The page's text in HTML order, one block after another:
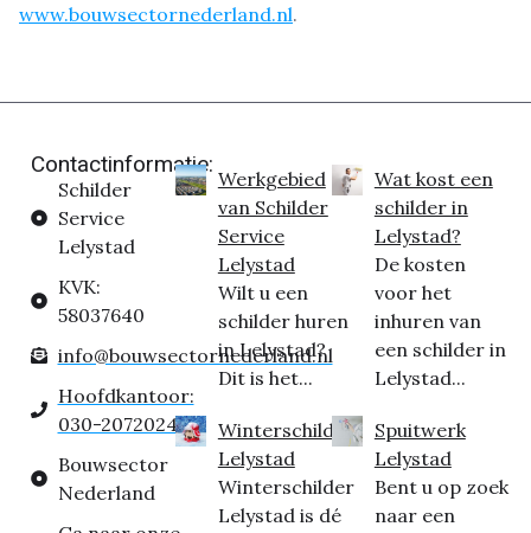
www.bouwsectornederland.nl.
Contactinformatie:
Schilder
Service
Lelystad
KVK:
58037640
info@bouwsectornederland.nl
Hoofdkantoor:
030-2072024
Bouwsector
Nederland
Werkgebied
van Schilder
Service
Lelystad
Wilt u een
schilder huren
in Lelystad?
Dit is het...
Winterschilder
Lelystad
Winterschilder
Lelystad is dé
Wat kost een
schilder in
Lelystad?
De kosten
voor het
inhuren van
een schilder in
Lelystad...
Spuitwerk
Lelystad
Bent u op zoek
naar een